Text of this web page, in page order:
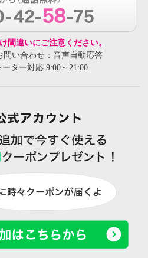
間違いにご注意ください。
問い合わせ：音声自動応答
ター対応 9:00～21:00